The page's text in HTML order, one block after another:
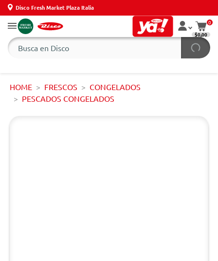
Disco Fresh Market Plaza Italia
0
$0,00
HOME FRESCOS
CONGELADOS
PESCADOS CONGELADOS